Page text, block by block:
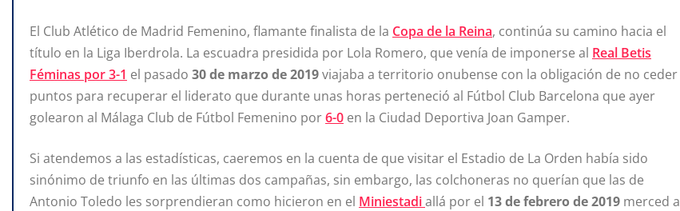
El Club Atlético de Madrid Femenino, flamante finalista de la Copa de la Reina, continúa su camino hacia el
título en la Liga Iberdrola. La escuadra presidida por Lola Romero, que venía de imponerse al Real Betis
Féminas por 3-1 el pasado 30 de marzo de 2019viajaba a territorio onubense con la obligación de no ceder
puntos para recuperar el liderato que durante unas horas perteneció al Fútbol Club Barcelona que ayer
golearon al Málaga Club de Fútbol Femenino por6-0 en la Ciudad Deportiva Joan Gamper.
Si atendemos a las estadísticas, caeremos en la cuenta de que visitar el Estadio de La Orden había sido
sinónimo de triunfo en las últimas dos campañas, sin embargo, las colchoneras no querían que las de
Antonio Toledo les sorprendieran como hicieron en el Miniestadiallá por el 13 de febrero de 2019 merced a